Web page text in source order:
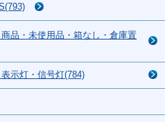
品・未使用品・箱なし・倉庫置
示灯・信号灯(784)